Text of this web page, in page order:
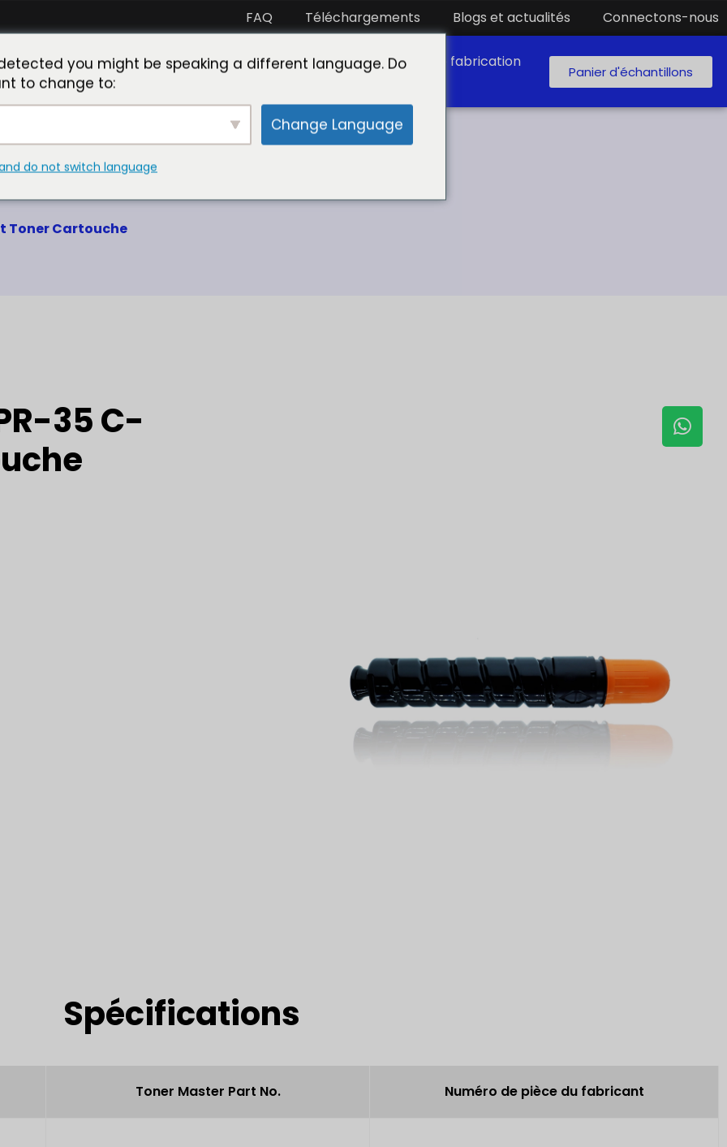
FAQ Téléchargements Blogs et actualités Connectons-nous
avec nous Rencontre avec Toner Master Laboratoire de fabrication
Panier d'échantillons
Canon Cartouche
Toner Cartouche
35 C-
Spécifications
Toner Master Part No. Numéro de pièce du fabricant
you might be speaking a different language. Do
to change to:
Change Language
do not switch language